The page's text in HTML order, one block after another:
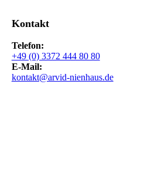
Kontakt
Telefon:
+49 (0) 3372 444 80 80
E-Mail:
kontakt@arvid-nienhaus.de